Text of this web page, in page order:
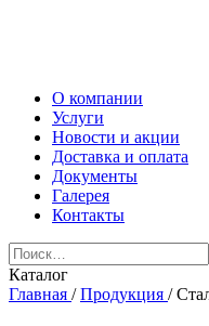
О компании
Услуги
Новости и акции
Доставка и оплата
Документы
Галерея
Контакты
Каталог
Главная / Продукция /